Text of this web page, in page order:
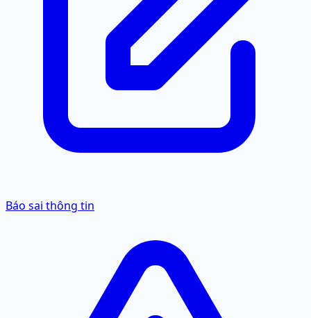
Báo sai thông tin